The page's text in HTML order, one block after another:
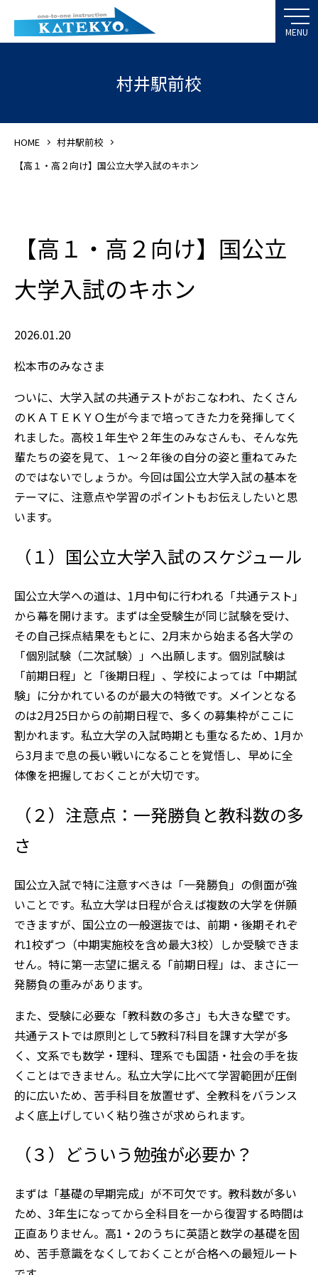
村井駅前校
HOME
村井駅前校
【高１・高２向け】国公立大学入試のキホン
【高１・高２向け】国公立
大学入試のキホン
2026.01.20
松本市のみなさま
ついに、大学入試の共通テストがおこなわれ、たくさん
のＫＡＴＥＫＹＯ生が今まで培ってきた力を発揮してく
れました。高校１年生や２年生のみなさんも、そんな先
輩たちの姿を見て、１～２年後の自分の姿と重ねてみた
のではないでしょうか。今回は国公立大学入試の基本を
テーマに、注意点や学習のポイントもお伝えしたいと思
います。
（１）国公立大学入試のスケジュール
国公立大学への道は、1月中旬に行われる「共通テスト」
から幕を開けます。まずは全受験生が同じ試験を受け、
その自己採点結果をもとに、2月末から始まる各大学の
「個別試験（二次試験）」へ出願します。個別試験は
「前期日程」と「後期日程」、学校によっては「中期試
験」に分かれているのが最大の特徴です。メインとなる
のは2月25日からの前期日程で、多くの募集枠がここに
割かれます。私立大学の入試時期とも重なるため、1月か
ら3月まで息の長い戦いになることを覚悟し、早めに全
体像を把握しておくことが大切です。
（２）注意点：一発勝負と教科数の多
さ
国公立入試で特に注意すべきは「一発勝負」の側面が強
いことです。私立大学は日程が合えば複数の大学を併願
できますが、国公立の一般選抜では、前期・後期それぞ
れ1校ずつ（中期実施校を含め最大3校）しか受験できま
せん。特に第一志望に据える「前期日程」は、まさに一
発勝負の重みがあります。
また、受験に必要な「教科数の多さ」も大きな壁です。
共通テストでは原則として5教科7科目を課す大学が多
く、文系でも数学・理科、理系でも国語・社会の手を抜
くことはできません。私立大学に比べて学習範囲が圧倒
的に広いため、苦手科目を放置せず、全教科をバランス
よく底上げしていく粘り強さが求められます。
（３）どういう勉強が必要か？
まずは「基礎の早期完成」が不可欠です。教科数が多い
ため、3年生になってから全科目を一から復習する時間は
正直ありません。高1・2のうちに英語と数学の基礎を固
め、苦手意識をなくしておくことが合格への最短ルート